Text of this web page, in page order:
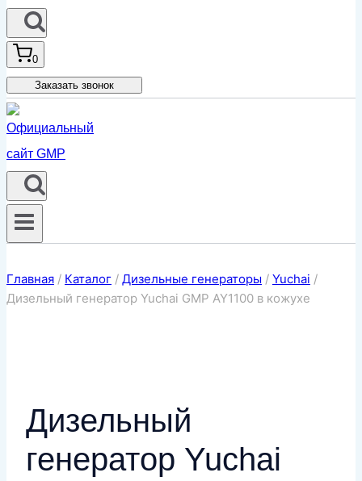
0
Заказать звонок
Главная / Каталог / Дизельные генераторы / Yuchai /
Дизельный генератор Yuchai GMP AY1100 в кожухе
Дизельный
генератор Yuchai